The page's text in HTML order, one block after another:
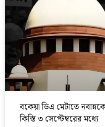
বকেয়া ডিএ মেটাতে
কিস্তি ৩ সেপ্টেম্বরের মধ্যে